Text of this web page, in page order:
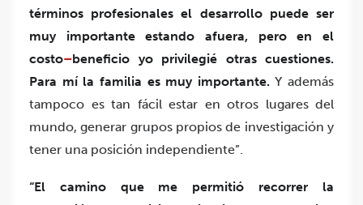
términos profesionales el desarrollo puede ser
muy importante estando afuera, pero en el
costo–beneficio yo privilegié otras cuestiones.
Para mí la familia es muy importante.Y además
tampoco es tan fácil estar en otros lugares del
mundo, generar grupos propios de investigación y
tener una posición independiente”.
“El camino que me permitió recorrer la